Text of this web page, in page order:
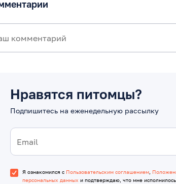
Нравятся питомцы?
Подпишитесь на еженедельную рассылку
Я ознакомился с Пользовательским соглашением,
персональных данных и подтверждаю, что мне исполнилось